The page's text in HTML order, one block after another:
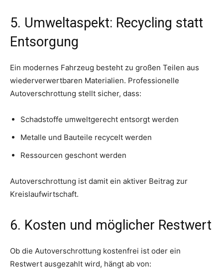
5. Umweltaspekt: Recycling statt
Entsorgung
Ein modernes Fahrzeug besteht zu großen Teilen aus
wiederverwertbaren Materialien. Professionelle
Autoverschrottung stellt sicher, dass:
Schadstoffe umweltgerecht entsorgt werden
Metalle und Bauteile recycelt werden
Ressourcen geschont werden
Autoverschrottung ist damit ein aktiver Beitrag zur
Kreislaufwirtschaft.
6. Kosten und möglicher Restwert
Ob die Autoverschrottung kostenfrei ist oder ein
Restwert ausgezahlt wird, hängt ab von: